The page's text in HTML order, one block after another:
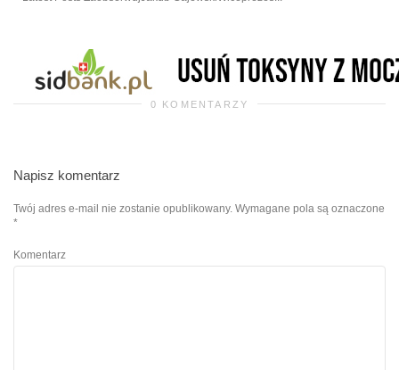
0 KOMENTARZY
Napisz komentarz
Twój adres e-mail nie zostanie opublikowany. Wymagane pola są oznaczone
*
Komentarz